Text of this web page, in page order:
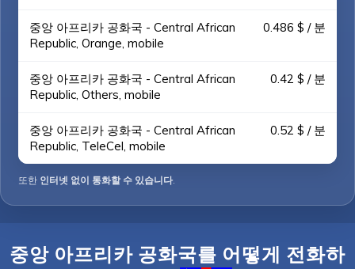
중앙 아프리카 공화국 - Central African
Republic, Orange, mobile
0.486 $ / 분
중앙 아프리카 공화국 - Central African
Republic, Others, mobile
0.42 $ / 분
중앙 아프리카 공화국 - Central African
Republic, TeleCel, mobile
0.52 $ / 분
또한 인터넷 없이 통화할 수 있습니다.
중앙 아프리카 공화국를 어떻게 전화하